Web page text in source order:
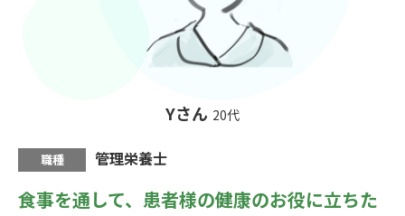
Yさん 20代
職種 管理栄養士
食事を通して、患者様の健康のお役に立ちた